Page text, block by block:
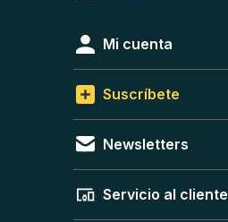
Mi cuenta
Suscríbete
Newsletters
Servicio al cliente